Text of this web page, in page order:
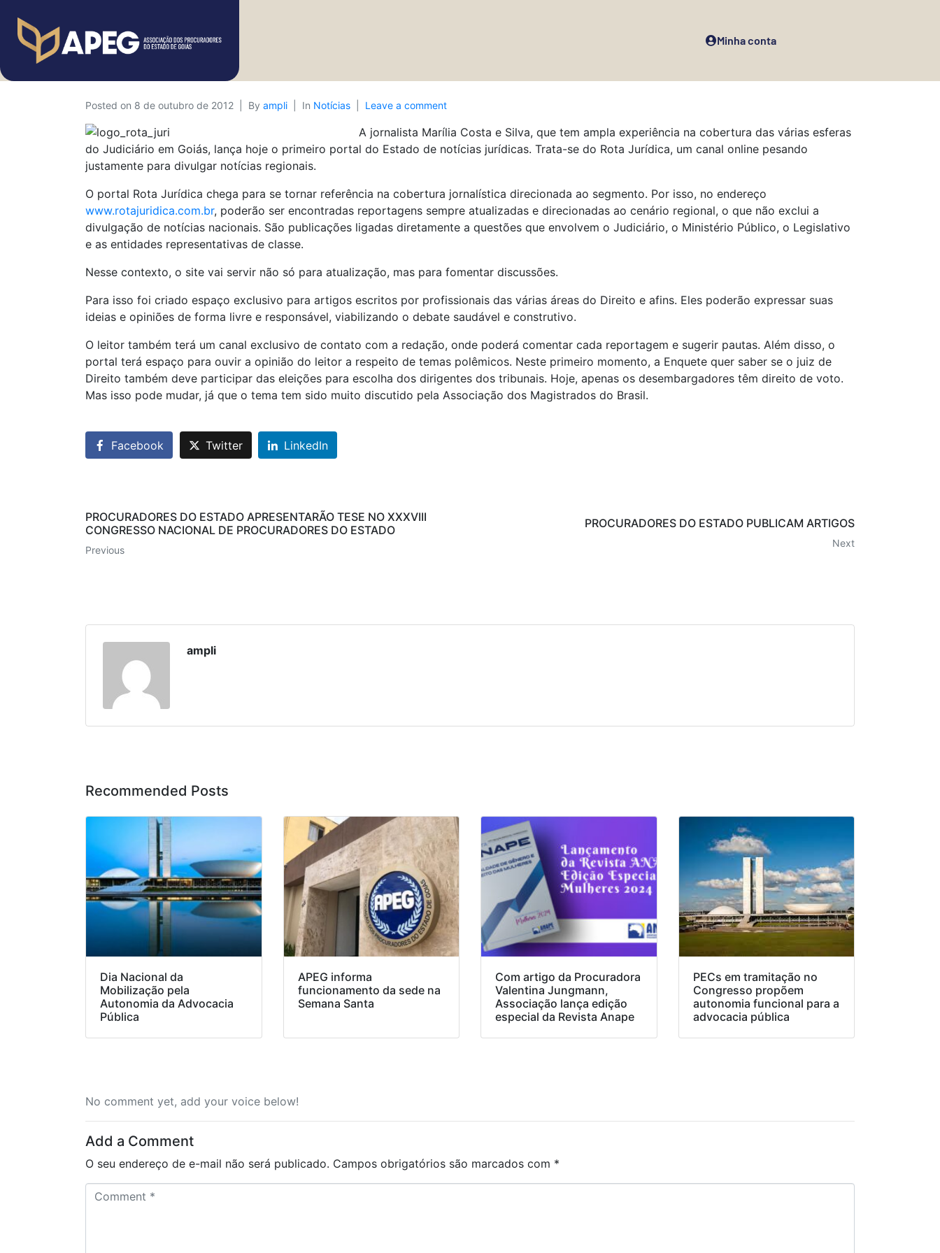
Minha conta
Posted on 8 de outubro de 2012 By ampli In Notícias Leave a comment
A jornalista Marília Costa e Silva, que tem ampla experiência na cobertura das várias esferas
do Judiciário em Goiás, lança hoje o primeiro portal do Estado de notícias jurídicas. Trata-se do Rota Jurídica, um canal online pesando
justamente para divulgar notícias regionais.
O portal Rota Jurídica chega para se tornar referência na cobertura jornalística direcionada ao segmento. Por isso, no endereço
www.rotajuridica.com.br, poderão ser encontradas reportagens sempre atualizadas e direcionadas ao cenário regional, o que não exclui a
divulgação de notícias nacionais. São publicações ligadas diretamente a questões que envolvem o Judiciário, o Ministério Público, o Legislativo
e as entidades representativas de classe.
Nesse contexto, o site vai servir não só para atualização, mas para fomentar discussões.
Para isso foi criado espaço exclusivo para artigos escritos por profissionais das várias áreas do Direito e afins. Eles poderão expressar suas
ideias e opiniões de forma livre e responsável, viabilizando o debate saudável e construtivo.
O leitor também terá um canal exclusivo de contato com a redação, onde poderá comentar cada reportagem e sugerir pautas. Além disso, o
portal terá espaço para ouvir a opinião do leitor a respeito de temas polêmicos. Neste primeiro momento, a Enquete quer saber se o juiz de
Direito também deve participar das eleições para escolha dos dirigentes dos tribunais. Hoje, apenas os desembargadores têm direito de voto.
Mas isso pode mudar, já que o tema tem sido muito discutido pela Associação dos Magistrados do Brasil.
Facebook Twitter LinkedIn
PROCURADORES DO ESTADO APRESENTARÃO TESE NO XXXVIII
CONGRESSO NACIONAL DE PROCURADORES DO ESTADO
Previous
PROCURADORES DO ESTADO PUBLICAM ARTIGOS
Next
ampli
Recommended Posts
Dia Nacional da
Mobilização pela
Autonomia da Advocacia
Pública
APEG informa
funcionamento da sede na
Semana Santa
Com artigo da Procuradora
Valentina Jungmann,
Associação lança edição
especial da Revista Anape
PECs em tramitação no
Congresso propõem
autonomia funcional para a
advocacia pública
No comment yet, add your voice below!
Add a Comment
O seu endereço de e-mail não será publicado. Campos obrigatórios são marcados com *